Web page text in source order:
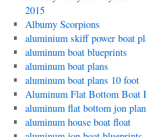
2015
Albumy Scorpions
aluminium skiff power boat
aluminum boat blueprints
aluminum boat plans
aluminum boat plans 10 foot
Aluminum Flat Bottom Boat
aluminum flat bottom jon
aluminum house boat float